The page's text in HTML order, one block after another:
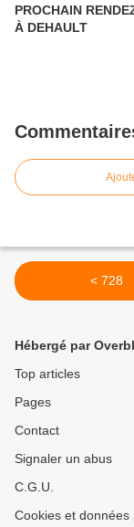
PROCHAIN
À DEHAULT
< 728
Hébergé par
Top articles
Pages
Contact
Signaler un abus
C.G.U.
Cookies et données